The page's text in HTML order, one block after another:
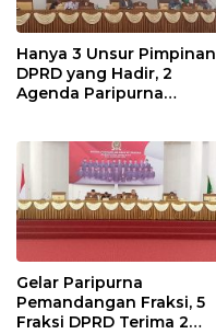
Hanya 3 Unsur Pimpinan
DPRD yang Hadir, 2
Agenda Paripurna
Gelar Paripurna
Pemandangan Fraksi, 5
Fraksi DPRD Terima 2